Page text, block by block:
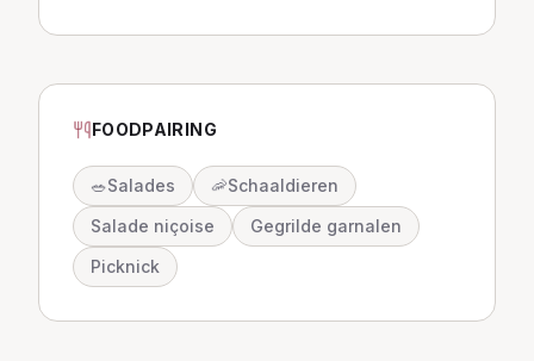
FOODPAIRING
🥗Salades 🦐Schaaldieren
Salade niçoise
Gegrilde garnalen
Picknick